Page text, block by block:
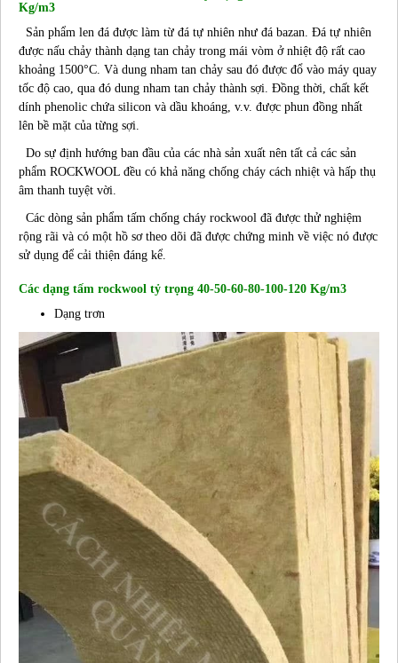
Kg/m3
Sản phẩm len đá được làm từ đá tự nhiên như đá bazan. Đá tự nhiên
được nấu chảy thành dạng tan chảy trong mái vòm ở nhiệt độ rất cao
khoảng 1500°C. Và dung nham tan chảy sau đó được đổ vào máy quay
tốc độ cao, qua đó dung nham tan chảy thành sợi. Đồng thời, chất kết
dính phenolic chứa silicon và dầu khoáng, v.v. được phun đồng nhất
lên bề mặt của từng sợi.
Do sự định hướng ban đầu của các nhà sản xuất nên tất cả các sản
phẩm ROCKWOOL đều có khả năng chống cháy cách nhiệt và hấp thụ
âm thanh tuyệt vời.
Các dòng sản phẩm tấm chống cháy rockwool đã được thử nghiệm
rộng rãi và có một hồ sơ theo dõi đã được chứng minh về việc nó được
sử dụng để cải thiện đáng kể.
Các dạng tấm rockwool tỷ trọng 40-50-60-80-100-120 Kg/m3
Dạng trơn